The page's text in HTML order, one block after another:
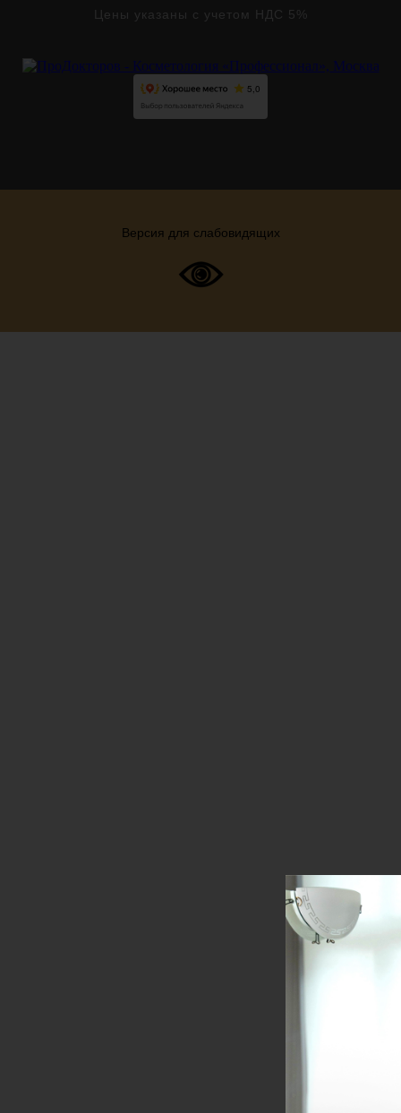
Цены указаны с учетом НДС 5%
Версия для слабовидящих